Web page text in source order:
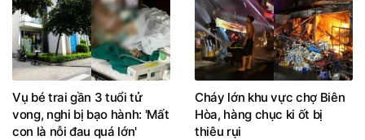
Vụ bé trai gần 3 tuổi tử
vong, nghi bị bạo hành: 'Mất
con là nỗi đau quá lớn'
Cháy lớn khu vực chợ Biên
Hòa, hàng chục ki ốt bị
thiêu rụi